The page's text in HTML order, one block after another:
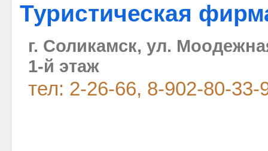
Туристическая
г. Соликамск, ул.
1-й этаж
тел: 2-26-66, 8-902-80-33-